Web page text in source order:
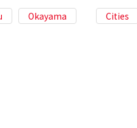
Okayama Cities